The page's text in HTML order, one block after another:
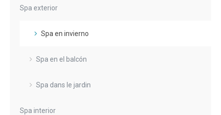
Spa exterior
Spa en invierno
Spa en el balcón
Spa dans le jardin
Spa interior